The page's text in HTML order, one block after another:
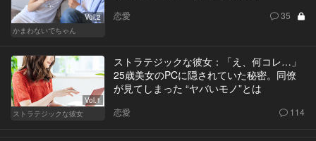
Vol.2
かまわないでちゃん
恋愛 35
Vol.1
ストラテジックな彼女
ストラテジックな彼女：「え、何コレ…」
25歳美女のPCに隠されていた秘密。同僚
が見てしまった “ヤバいモノ”とは
恋愛 114